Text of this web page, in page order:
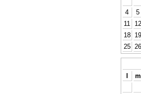
4
5
11
12
18
19
25
26
l
m